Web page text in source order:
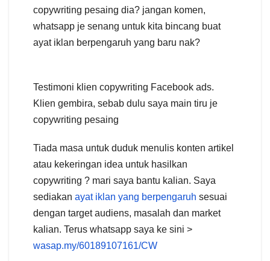
copywriting pesaing dia? jangan komen,
whatsapp je senang untuk kita bincang buat
ayat iklan berpengaruh yang baru nak?
Testimoni klien copywriting Facebook ads.
Klien gembira, sebab dulu saya main tiru je
copywriting pesaing
Tiada masa untuk duduk menulis konten artikel
atau kekeringan idea untuk hasilkan
copywriting ? mari saya bantu kalian. Saya
sediakan ayat iklan yang berpengaruh sesuai
dengan target audiens, masalah dan market
kalian. Terus whatsapp saya ke sini >
wasap.my/60189107161/CW